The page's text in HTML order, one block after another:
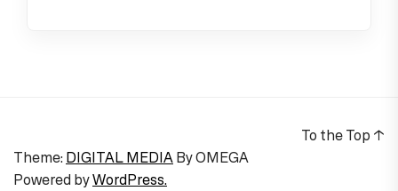
Theme: DIGITAL MEDIAByOMEGA
Powered byWordPress.
To the Top ↑